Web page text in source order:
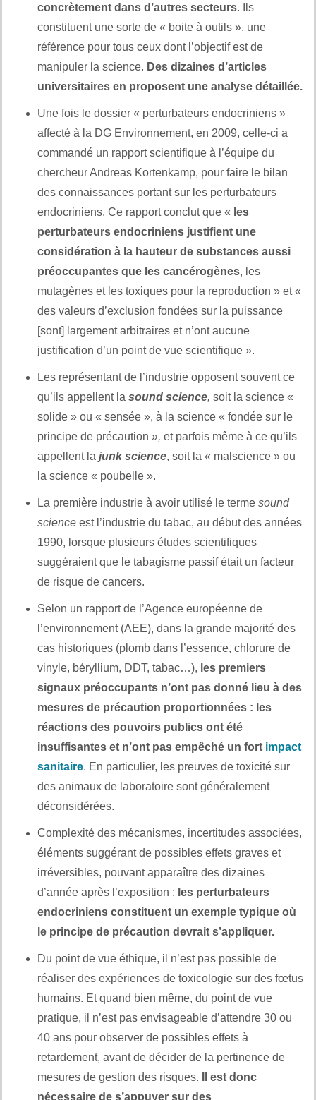
concrètement dans d’autres secteurs. Ils
constituent une sorte de « boite à outils », une
référence pour tous ceux dont l’objectif est de
manipuler la science. Des dizaines d’articles
universitaires en proposent une analyse détaillée.
Une fois le dossier « perturbateurs endocriniens »
affecté à la DG Environnement, en 2009, celle-ci a
commandé un rapport scientifique à l’équipe du
chercheur Andreas Kortenkamp, pour faire le bilan
des connaissances portant sur les perturbateurs
endocriniens. Ce rapport conclut que « les
perturbateurs endocriniens justifient une
considération à la hauteur de substances aussi
préoccupantes que les cancérogènes, les
mutagènes et les toxiques pour la reproduction » et «
des valeurs d’exclusion fondées sur la puissance
[sont] largement arbitraires et n’ont aucune
justification d’un point de vue scientifique ».
Les représentant de l’industrie opposent souvent ce
qu’ils appellent la sound science, soit la science «
solide » ou « sensée », à la science « fondée sur le
principe de précaution », et parfois même à ce qu’ils
appellent la junk science, soit la « malscience » ou
la science « poubelle ».
La première industrie à avoir utilisé le terme sound
science est l’industrie du tabac, au début des années
1990, lorsque plusieurs études scientifiques
suggéraient que le tabagisme passif était un facteur
de risque de cancers.
Selon un rapport de l’Agence européenne de
l’environnement (AEE), dans la grande majorité des
cas historiques (plomb dans l’essence, chlorure de
vinyle, béryllium, DDT, tabac…), les premiers
signaux préoccupants n’ont pas donné lieu à des
mesures de précaution proportionnées : les
réactions des pouvoirs publics ont été
insuffisantes et n’ont pas empêché un fort impact
sanitaire. En particulier, les preuves de toxicité sur
des animaux de laboratoire sont généralement
déconsidérées.
Complexité des mécanismes, incertitudes associées,
éléments suggérant de possibles effets graves et
irréversibles, pouvant apparaître des dizaines
d’année après l’exposition : les perturbateurs
endocriniens constituent un exemple typique où
le principe de précaution devrait s’appliquer.
Du point de vue éthique, il n’est pas possible de
réaliser des expériences de toxicologie sur des fœtus
humains. Et quand bien même, du point de vue
pratique, il n’est pas envisageable d’attendre 30 ou
40 ans pour observer de possibles effets à
retardement, avant de décider de la pertinence de
mesures de gestion des risques.
Il est donc
nécessaire de s’appuyer sur des